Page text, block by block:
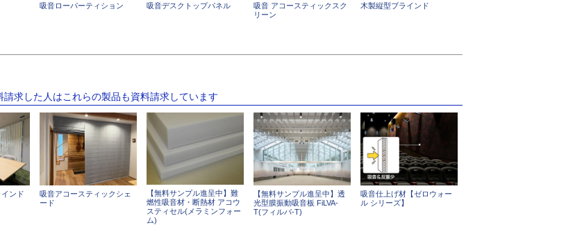
吸音ローパーティション 吸音デスクトップパネル
吸音 アコースティックスク
リーン
木製縦型ブラインド
請求した人はこれらの製品も資料請求しています
ンド
吸音アコースティックシェ
ード
【無料サンプル進呈中】難
燃性吸音材・断熱材 アコウ
スティセル(メラミンフォー
ム)
【無料サンプル進呈中】透
光型膜振動吸音板 FiLVA-
T(フィルバ‐T)
吸音仕上げ材【ゼロウォー
ル シリーズ】